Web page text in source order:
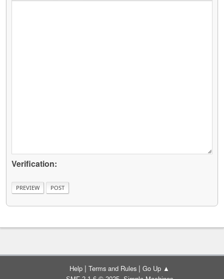
Verification:
Help | Terms and Rules | Go Up ▲